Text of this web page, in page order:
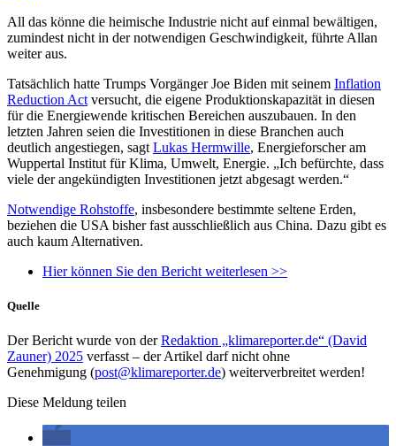
All das könne die heimische Industrie nicht auf einmal bewältigen,
zumindest nicht in der notwendigen Geschwindigkeit, führte Allan
weiter aus.
Tatsächlich hatte Trumps Vorgänger Joe Biden mit seinem Inflation
Reduction Act versucht, die eigene Produktionskapazität in diesen
für die Energiewende kritischen Bereichen auszubauen. In den
letzten Jahren seien die Investitionen in diese Branchen auch
deutlich angestiegen, sagt Lukas Hermwille, Energieforscher am
Wuppertal Institut für Klima, Umwelt, Energie. „Ich befürchte, dass
viele der angekündigten Investitionen jetzt abgesagt werden.“
Notwendige Rohstoffe, insbesondere bestimmte seltene Erden,
beziehen die USA bisher fast ausschließlich aus China. Dazu gibt es
auch kaum Alternativen.
Hier können Sie den Bericht weiterlesen >>
Quelle
Der Bericht wurde von derRedaktion „klimareporter.de“ (David
Zauner) 2025 verfasst – der Artikel darf nicht ohne
Genehmigung (post@klimareporter.de) weiterverbreitet werden!
Diese Meldung teilen